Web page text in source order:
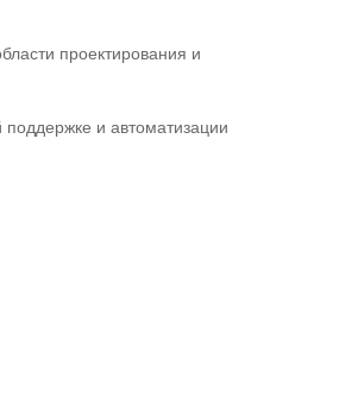
проектирования и
и автоматизации